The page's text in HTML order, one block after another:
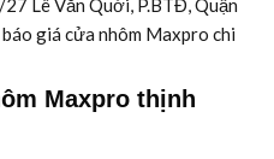
Lê Văn Quới, P.BTĐ, Quận
giá cửa nhôm Maxpro chi
Maxpro thịnh